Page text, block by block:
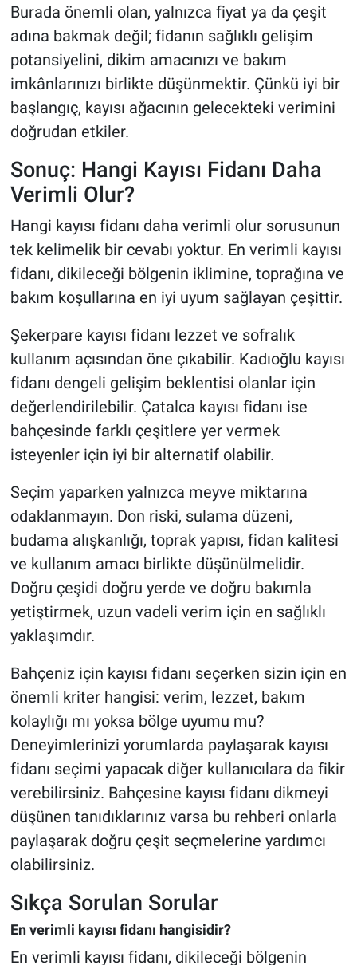
Burada önemli olan, yalnızca fiyat ya da çeşit
adına bakmak değil; fidanın sağlıklı gelişim
potansiyelini, dikim amacınızı ve bakım
imkânlarınızı birlikte düşünmektir. Çünkü iyi bir
başlangıç, kayısı ağacının gelecekteki verimini
doğrudan etkiler.
Sonuç: Hangi Kayısı Fidanı Daha
Verimli Olur?
Hangi kayısı fidanı daha verimli olur sorusunun
tek kelimelik bir cevabı yoktur. En verimli kayısı
fidanı, dikileceği bölgenin iklimine, toprağına ve
bakım koşullarına en iyi uyum sağlayan çeşittir.
Şekerpare kayısı fidanı lezzet ve sofralık
kullanım açısından öne çıkabilir. Kadıoğlu kayısı
fidanı dengeli gelişim beklentisi olanlar için
değerlendirilebilir. Çatalca kayısı fidanı ise
bahçesinde farklı çeşitlere yer vermek
isteyenler için iyi bir alternatif olabilir.
Seçim yaparken yalnızca meyve miktarına
odaklanmayın. Don riski, sulama düzeni,
budama alışkanlığı, toprak yapısı, fidan kalitesi
ve kullanım amacı birlikte düşünülmelidir.
Doğru çeşidi doğru yerde ve doğru bakımla
yetiştirmek, uzun vadeli verim için en sağlıklı
yaklaşımdır.
Bahçeniz için kayısı fidanı seçerken sizin için en
önemli kriter hangisi: verim, lezzet, bakım
kolaylığı mı yoksa bölge uyumu mu?
Deneyimlerinizi yorumlarda paylaşarak kayısı
fidanı seçimi yapacak diğer kullanıcılara da fikir
verebilirsiniz. Bahçesine kayısı fidanı dikmeyi
düşünen tanıdıklarınız varsa bu rehberi onlarla
paylaşarak doğru çeşit seçmelerine yardımcı
olabilirsiniz.
Sıkça Sorulan Sorular
En verimli kayısı fidanı hangisidir?
En verimli kayısı fidanı, dikileceği bölgenin